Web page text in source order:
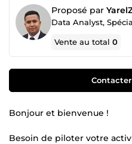
Proposé par
Vente au total0
Bonjour et bienvenue !
Besoin de piloter votre